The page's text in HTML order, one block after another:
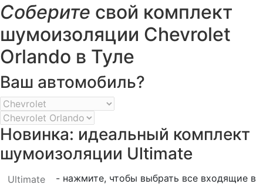
Соберите свой комплект
шумоизоляции Chevrolet
Orlando в Туле
Ваш автомобиль?
Новинка: идеальный комплект
шумоизоляции Ultimate
Ultimate
- нажмите, чтобы выбрать все входящие в